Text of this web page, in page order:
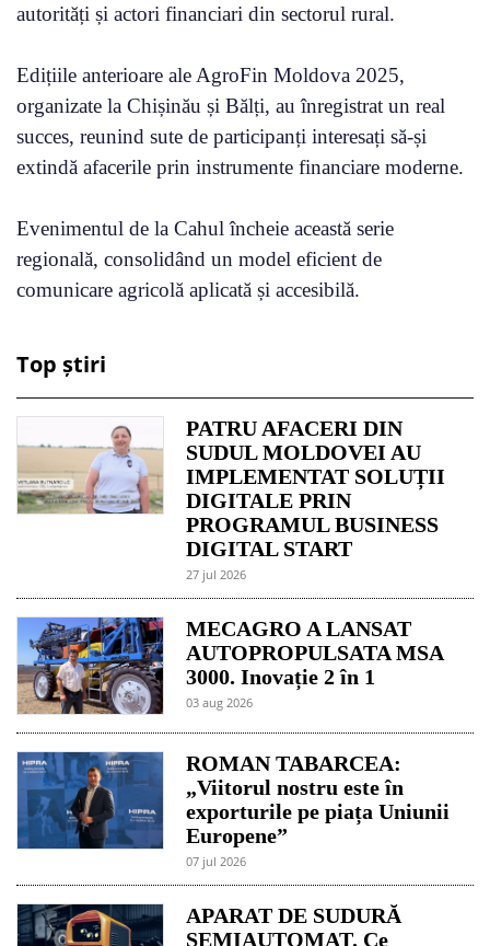
autorități și actori financiari din sectorul rural.
Edițiile anterioare ale AgroFin Moldova 2025,
organizate la Chișinău și Bălți, au înregistrat un real
succes, reunind sute de participanți interesați să-și
extindă afacerile prin instrumente financiare moderne.
Evenimentul de la Cahul încheie această serie
regională, consolidând un model eficient de
comunicare agricolă aplicată și accesibilă.
Top știri
PATRU AFACERI DIN
SUDUL MOLDOVEI AU
IMPLEMENTAT SOLUȚII
DIGITALE PRIN
PROGRAMUL BUSINESS
DIGITAL START
27 jul 2026
MECAGRO A LANSAT
AUTOPROPULSATA MSA
3000. Inovație 2 în 1
03 aug 2026
ROMAN TABARCEA:
„Viitorul nostru este în
exporturile pe piața Uniunii
Europene”
07 jul 2026
APARAT DE SUDURĂ
SEMIAUTOMAT. Ce